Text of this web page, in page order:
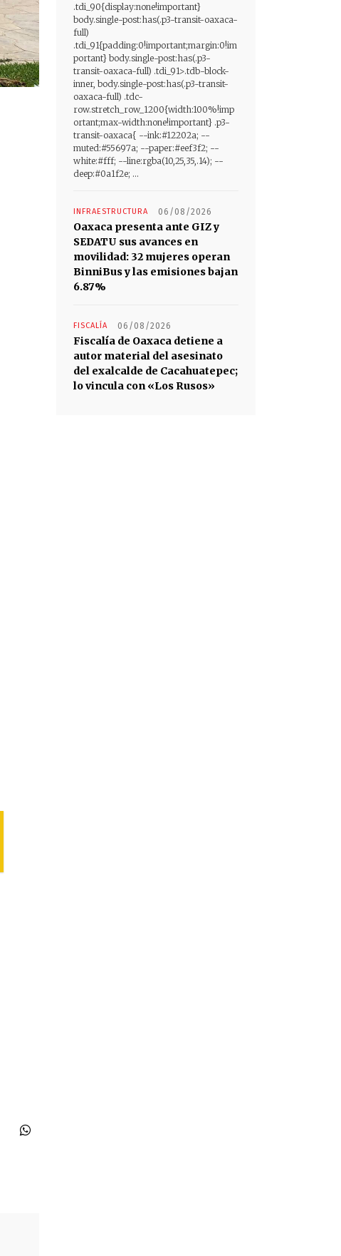
.tdi_90{display:none!important}
body.single-post:has(.p3-transit-oaxaca-
full)
.tdi_91{padding:0!important;margin:0!im
portant} body.single-post:has(.p3-
transit-oaxaca-full) .tdi_91>.tdb-block-
inner, body.single-post:has(.p3-transit-
oaxaca-full) .tdc-
row.stretch_row_1200{width:100%!imp
ortant;max-width:none!important} .p3-
transit-oaxaca{ --ink:#12202a; --
muted:#55697a; --paper:#eef3f2; --
white:#fff; --line:rgba(10,25,35,.14); --
deep:#0a1f2e; ...
INFRAESTRUCTURA 06/08/2026
Oaxaca presenta ante GIZ y
SEDATU sus avances en
movilidad: 32 mujeres operan
BinniBus y las emisiones bajan
6.87%
FISCALÍA 06/08/2026
Fiscalía de Oaxaca detiene a
autor material del asesinato
del exalcalde de Cacahuatepec;
lo vincula con «Los Rusos»